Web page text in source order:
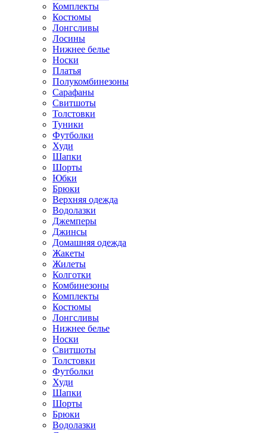
Комплекты
Костюмы
Лонгсливы
Лосины
Нижнее белье
Носки
Платья
Полукомбинезоны
Сарафаны
Свитшоты
Толстовки
Туники
Футболки
Худи
Шапки
Шорты
Юбки
Брюки
Верхняя одежда
Водолазки
Джемперы
Джинсы
Домашняя одежда
Жакеты
Жилеты
Колготки
Комбинезоны
Комплекты
Костюмы
Лонгсливы
Нижнее белье
Носки
Свитшоты
Толстовки
Футболки
Худи
Шапки
Шорты
Брюки
Водолазки